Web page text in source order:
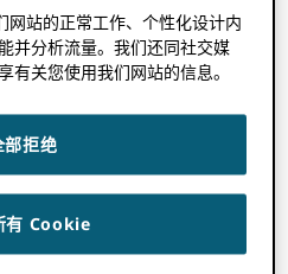
。此帖子中包含的信息
的人员配置变革，新
技术总监. 我非常感谢
领导和支持。 我会想念
滑稽——包括在我们最近
网站的正常工作、个性化设计内
并分析流量。我们还同社交媒
有关您使用我们网站的信息。
部拒绝
有 Cookie